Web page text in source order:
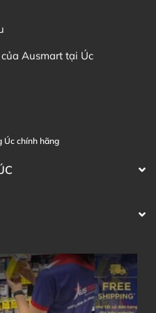
Ausmart tại Úc
Úc chính hãng